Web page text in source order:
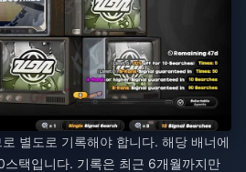
별도로 기록해야 합니다. 해당 배너에
택입니다. 기록은 최근 6개월까지만